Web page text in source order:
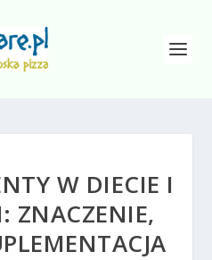
W DIECIE I
ZNACZENIE,